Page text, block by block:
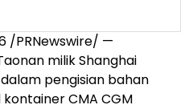
/PRNewswire/ —
milik Shanghai
pengisian bahan
CMA CGM